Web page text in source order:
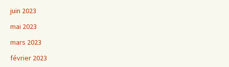
juin 2023
mai 2023
mars 2023
février 2023